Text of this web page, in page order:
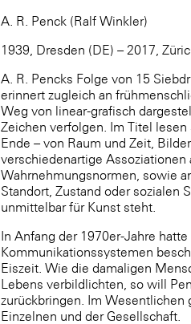
A. R. Penck (Ralf Winkler)
1939, Dresden (DE) – 2017,
A. R. Pencks Folge von 15
erinnert zugleich an
Weg von linear-grafisch
Zeichen verfolgen. Im Titel
Ende – von Raum und Zeit,
verschiedenartige Assoziationen
Wahrnehmungsnormen, sowie
Standort, Zustand oder sozialen
unmittelbar für Kunst steht.
In Anfang der 1970er-Jahre
Kommunikationssystemen
Eiszeit. Wie die damaligen
Lebens verbildlichten, so will
zurückbringen. Im Wesentlichen
Einzelnen und der Gesellschaft.